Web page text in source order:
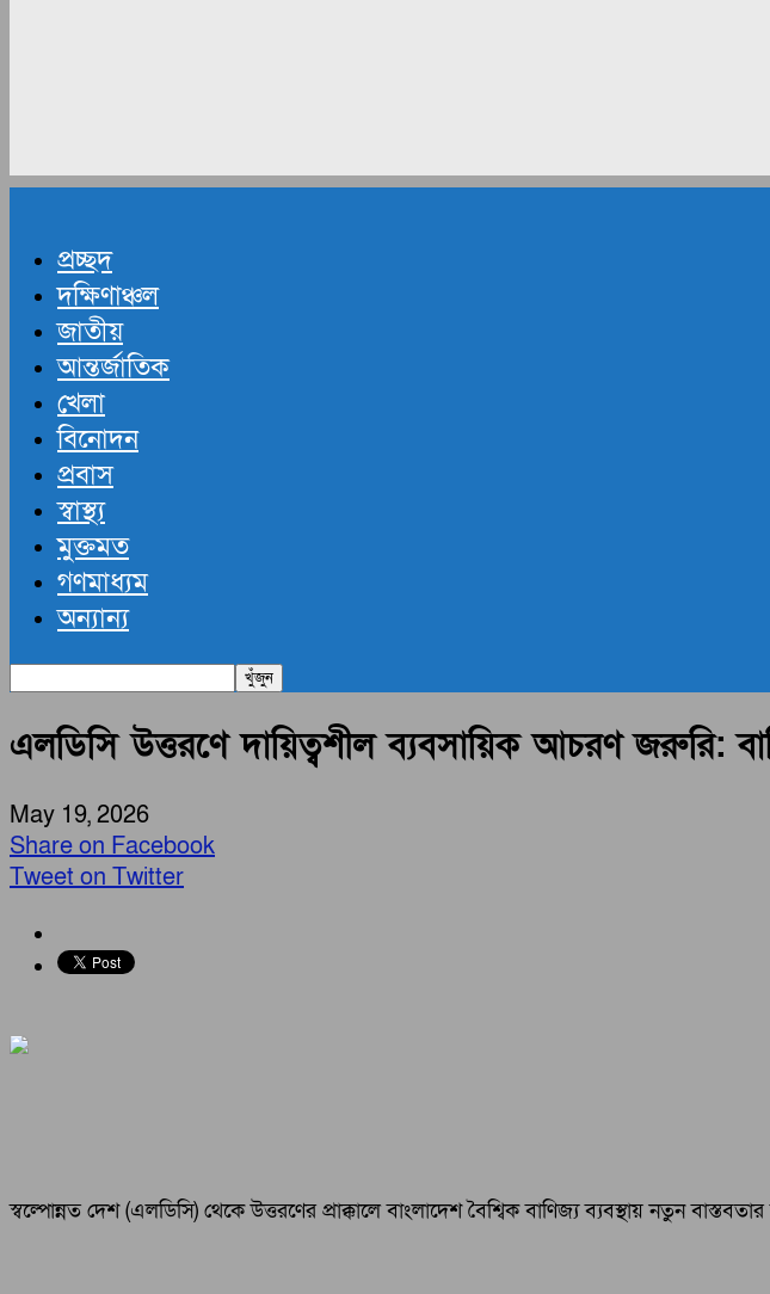
প্রচ্ছদ
দক্ষিণাঞ্চল
জাতীয়
আন্তর্জাতিক
খেলা
বিনোদন
প্রবাস
স্বাস্থ্য
মুক্তমত
গণমাধ্যম
অন্যান্য
এলডিসি উত্তরণে দায়িত্বশীল ব্যবসায়িক আচরণ জরুরি:
May 19, 2026
Share on Facebook
Tweet on Twitter
স্বল্পোন্নত দেশ (এলডিসি) থেকে উত্তরণের প্রাক্কালে বাংলাদেশ বৈশ্বিক বাণিজ্য ব্যবস্থায় নতুন